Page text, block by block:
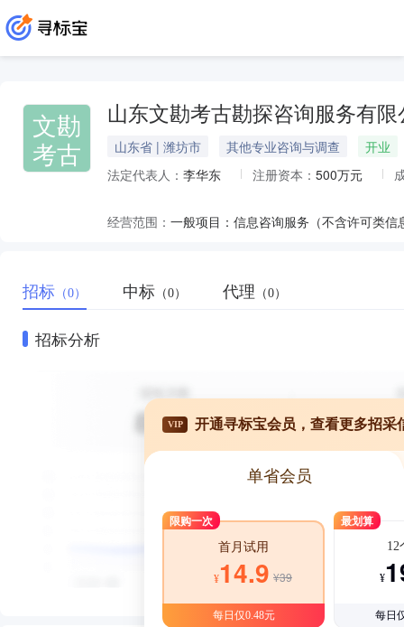
文勘
考古
山东文勘考古勘探咨询服务有限
山东省 | 潍坊市 其他专业咨询与调查
开业
法定代表人： 李华东 注册资本： 500万元
经营范围：
招标 （0） 中标 （0） 代理 （0）
招标分析
VIP 开通寻标宝会员，查看更多招采
单省会员
限购一次
首月试用
¥14.9 ¥39
每日仅0.48元
最划算
12
¥
每日